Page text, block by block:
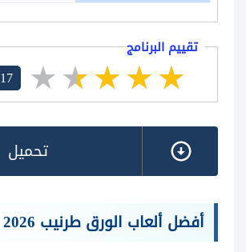
تقييم البرنامج
17
تحميل
أفضل ألعاب الورق طرنيب 2026